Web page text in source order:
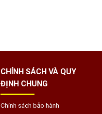
CHÍNH SÁCH VÀ QUY
ĐỊNH CHUNG
Chính sách bảo hành